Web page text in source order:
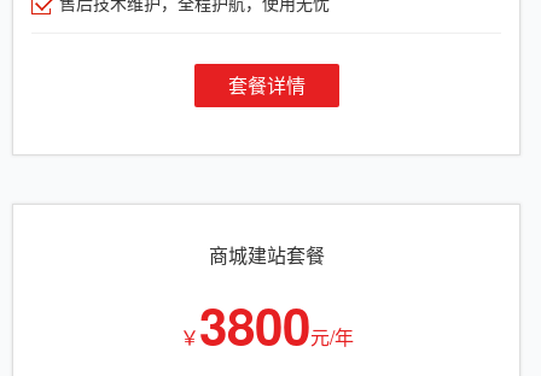
套餐详情
商城建站套餐
￥3800元/年